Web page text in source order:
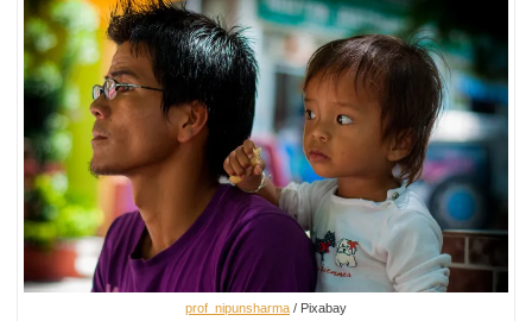
prof_nipunsharma / Pixabay